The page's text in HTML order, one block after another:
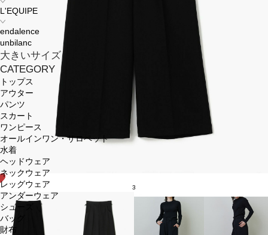
L'EQUIPE
endalence
unbilanc
大きいサイズ
CATEGORY
トップス
アウター
パンツ
スカート
ワンピース
オールインワン・サロペット
水着
ヘッドウェア
ネックウェア
レッグウェア
アンダーウェア
シューズ
バッグ
財布
3